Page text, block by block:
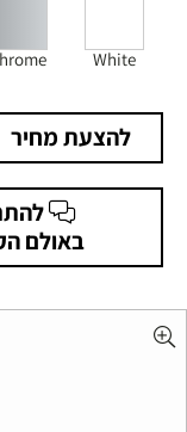
White
להצעת מחיר
באולם